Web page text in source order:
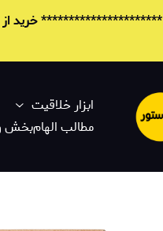
********************** خرید از
ابزار خلاقیت
مطالب الهام‌بخش